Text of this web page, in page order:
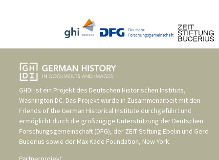
GHDI ist ein Projekt des Deutschen Historischen Instituts,
Washington DC. Das Projekt wurde in Zusammenarbeit mit den
Friends of the German Historical Institute durchgeführt und
ermöglicht durch die großzügige Unterstützung der Deutschen
Forschungsgemeinschaft (DFG), der ZEIT-Stiftung Ebelin und Gerd
Bucerius sowie der Max Kade Foundation, New York.